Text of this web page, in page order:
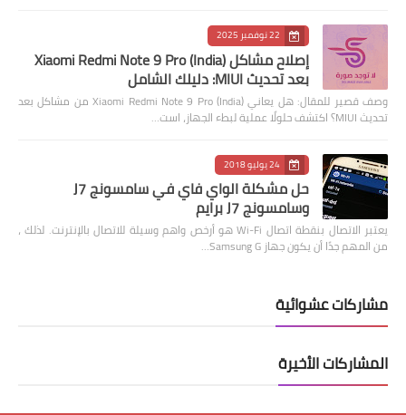
22 نوفمبر 2025
إصلاح مشاكل Xiaomi Redmi Note 9 Pro (India)
بعد تحديث MIUI: دليلك الشامل
وصف قصير للمقال: هل يعاني Xiaomi Redmi Note 9 Pro (India) من مشاكل بعد
تحديث MIUI؟ اكتشف حلولًا عملية لبطء الجهاز، است…
24 يوليو 2018
حل مشكلة الواي فاي في سامسونج J7
وسامسونج J7 برايم
يعتبر الاتصال بنقطة اتصال Wi-Fi هو أرخص واهم وسيلة للاتصال بالإنترنت. لذلك ،
من المهم جدًا أن يكون جهاز Samsung G…
مشاركات عشوائية
المشاركات الأخيرة